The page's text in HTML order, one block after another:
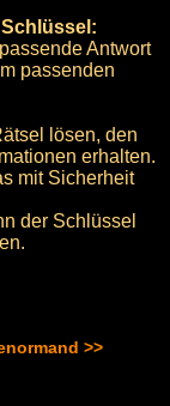
Antwort
passenden
lösen, den
erhalten.
mit Sicherheit
der Schlüssel
>>